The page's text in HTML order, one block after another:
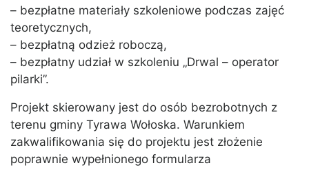
– bezpłatne materiały szkoleniowe podczas zajęć
teoretycznych,
– bezpłatną odzież roboczą,
– bezpłatny udział w szkoleniu „Drwal – operator
pilarki”.
Projekt skierowany jest do osób bezrobotnych z
terenu gminy Tyrawa Wołoska. Warunkiem
zakwalifikowania się do projektu jest złożenie
poprawnie wypełnionego formularza